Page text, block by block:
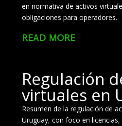
en normativa de activos
obligaciones para operadores.
read more
Regulación
virtuales en
Resumen de la regulación de
Uruguay, con foco en